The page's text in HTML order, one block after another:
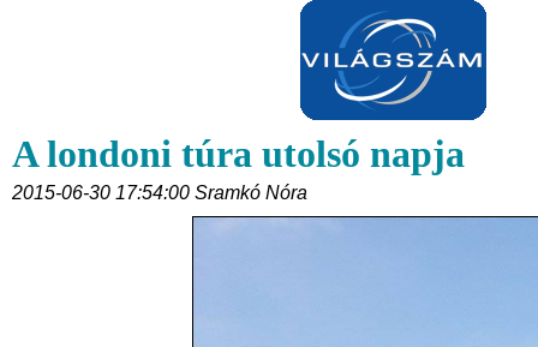
A londoni túra utolsó napja
2015-06-30 17:54:00 Sramkó Nóra